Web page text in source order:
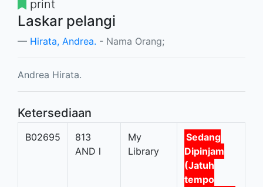
print
Laskar pelangi
Hirata, Andrea. - Nama Orang;
Andrea Hirata.
Ketersediaan
B02695
813
AND l
My
Library
Sedang
Dipinjam
(Jatuh
tempo